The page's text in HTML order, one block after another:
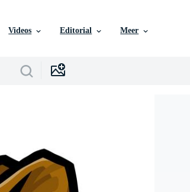
Videos Editorial Meer